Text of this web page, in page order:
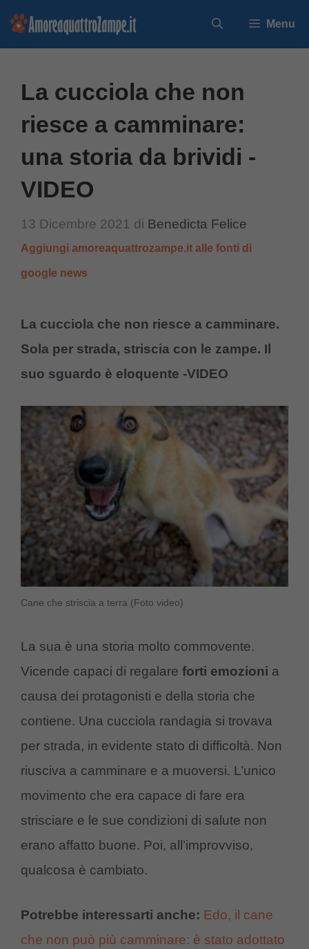
Vai
Menu
La cucciola che non
riesce a camminare:
una storia da brividi -
VIDEO
13 Dicembre 2021 di Benedicta Felice
Aggiungi amoreaquattrozampe.it alle fonti di
google news
La cucciola che non riesce a camminare.
Sola per strada, striscia con le zampe. Il
suo sguardo è eloquente -VIDEO
Cane che striscia a terra (Foto video)
La sua è una storia molto commovente.
Vicende capaci di regalare forti emozioni a
causa dei protagonisti e della storia che
contiene. Una cucciola randagia si trovava
per strada, in evidente stato di difficoltà. Non
riusciva a camminare e a muoversi. L’unico
movimento che era capace di fare era
strisciare e le sue condizioni di salute non
erano affatto buone. Poi, all’improvviso,
qualcosa è cambiato.
Potrebbe interessarti anche: Edo, il cane
che non può più camminare: è stato adottato